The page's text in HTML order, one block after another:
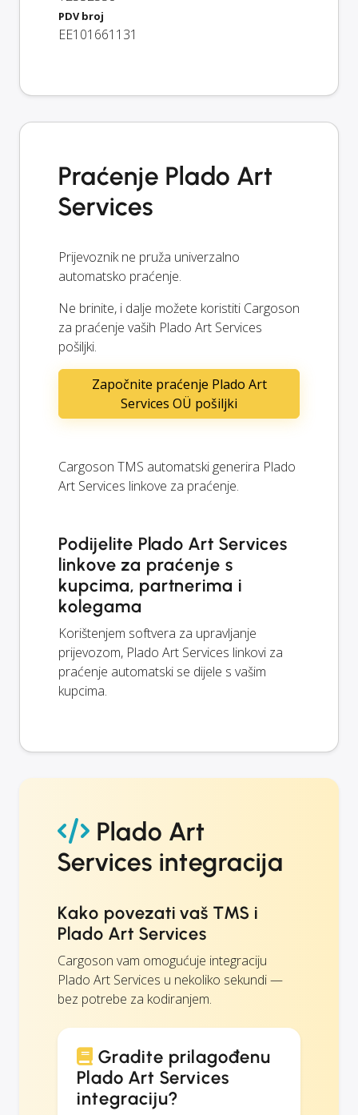
PDV broj
EE101661131
Praćenje Plado Art
Services
Prijevoznik ne pruža univerzalno
automatsko praćenje.
Ne brinite, i dalje možete koristiti Cargoson
za praćenje vaših Plado Art Services
pošiljki.
Započnite praćenje Plado Art
Services OÜ pošiljki
Cargoson TMS automatski generira Plado
Art Services linkove za praćenje.
Podijelite Plado Art Services
linkove za praćenje s
kupcima, partnerima i
kolegama
Korištenjem softvera za upravljanje
prijevozom, Plado Art Services linkovi za
praćenje automatski se dijele s vašim
kupcima.
Plado Art
Services integracija
Kako povezati vaš TMS i
Plado Art Services
Cargoson vam omogućuje integraciju
Plado Art Services u nekoliko sekundi —
bez potrebe za kodiranjem.
Gradite prilagođenu
Plado Art Services
integraciju?